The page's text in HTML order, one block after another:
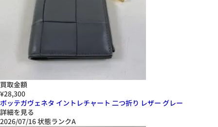
買取金額
¥28,300
ボッテガヴェネタ イントレチャート 二つ折り レザー グレー
詳細を見る
2026/07/16状態ランクA